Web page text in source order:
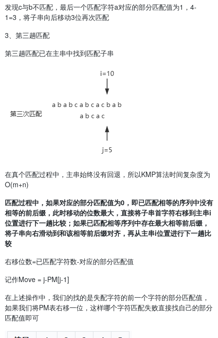
发现c与b不匹配，最后一个匹配字符a对应的部分匹配值为1，4-
1=3，将子串向后移动3位再次匹配
3、第三趟匹配
第三趟匹配已在主串中找到匹配子串
在真个匹配过程中，主串始终没有回退，所以KMP算法时间复杂度为
O(m+n)
匹配过程中，如果对应的部分匹配值为0，即已匹配相等的序列中没有
相等的前后缀，此时移动的位数最大，直接将子串首字符右移到主串i
位置进行下一趟比较；如果已匹配相等序列中存在最大相等前后缀，
将子串向右滑动到和该相等前后缀对齐，再从主串i位置进行下一趟比
较
右移位数=已匹配字符数-对应的部分匹配值
记作Move = j-PM[j-1]
在上述操作中，我们的找的是失配字符的前一个字符的部分匹配值，
如果我们将PM表右移一位，这样哪个字符匹配失败直接找自己的部分
匹配值即可